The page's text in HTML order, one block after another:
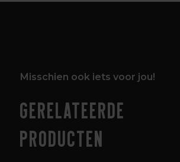
Misschien ook iets voor jou!
Gerelateerde
producten